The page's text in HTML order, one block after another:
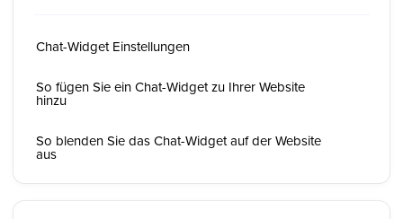
Chat-Widget Einstellungen
So fügen Sie ein Chat-Widget zu Ihrer Website
hinzu
So blenden Sie das Chat-Widget auf der Website
aus